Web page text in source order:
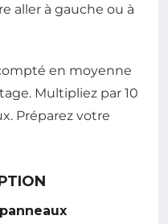
aller à gauche ou à
en moyenne
Multipliez par 10
Préparez votre
panneaux